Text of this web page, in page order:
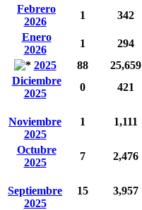
Febrero
2026
1 342
Enero
2026
1 294
2025
88 25,659
Diciembre
2025
0 421
Noviembre
2025
1 1,111
Octubre
2025
7 2,476
Septiembre
2025
15 3,957